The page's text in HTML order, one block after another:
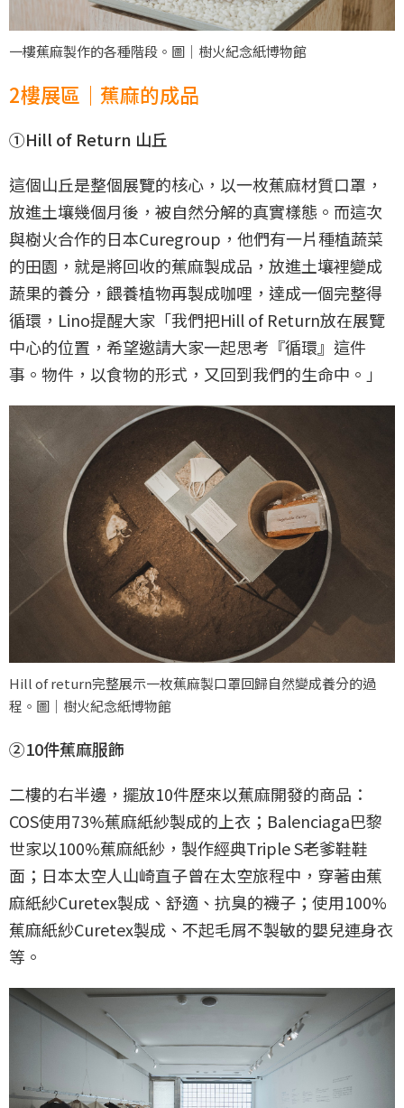
一樓蕉麻製作的各種階段。圖｜樹火紀念紙博物館
2樓展區｜蕉麻的成品
①Hill of Return 山丘
這個山丘是整個展覽的核心，以一枚蕉麻材質口罩，
放進土壤幾個月後，被自然分解的真實樣態。而這次
與樹火合作的日本Curegroup，他們有一片種植蔬菜
的田園，就是將回收的蕉麻製成品，放進土壤裡變成
蔬果的養分，餵養植物再製成咖哩，達成一個完整得
循環，Lino提醒大家「我們把Hill of Return放在展覽
中心的位置，希望邀請大家一起思考『循環』這件
事。物件，以食物的形式，又回到我們的生命中。」
Hill of return完整展示一枚蕉麻製口罩回歸自然變成養分的過
程。圖｜樹火紀念紙博物館
②10件蕉麻服飾
二樓的右半邊，擺放10件歷來以蕉麻開發的商品：
COS使用73%蕉麻紙紗製成的上衣；Balenciaga巴黎
世家以100%蕉麻紙紗，製作經典Triple S老爹鞋鞋
面；日本太空人山崎直子曾在太空旅程中，穿著由蕉
麻紙紗Curetex製成、舒適、抗臭的襪子；使用100%
蕉麻紙紗Curetex製成、不起毛屑不製敏的嬰兒連身衣
等。